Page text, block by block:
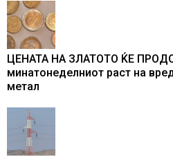
промени текот на историјата
ЦЕНАТА НА ЗЛАТОТО ЌЕ
минатонеделниот раст на
метал